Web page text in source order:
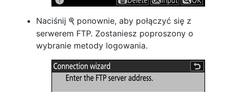
Naciśnij X ponownie, aby połączyć się z
serwerem FTP. Zostaniesz poproszony o
wybranie metody logowania.